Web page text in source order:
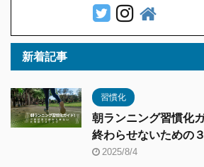
新着記事
習慣化
朝ランニング習慣化
終わらせないための
2025/8/4